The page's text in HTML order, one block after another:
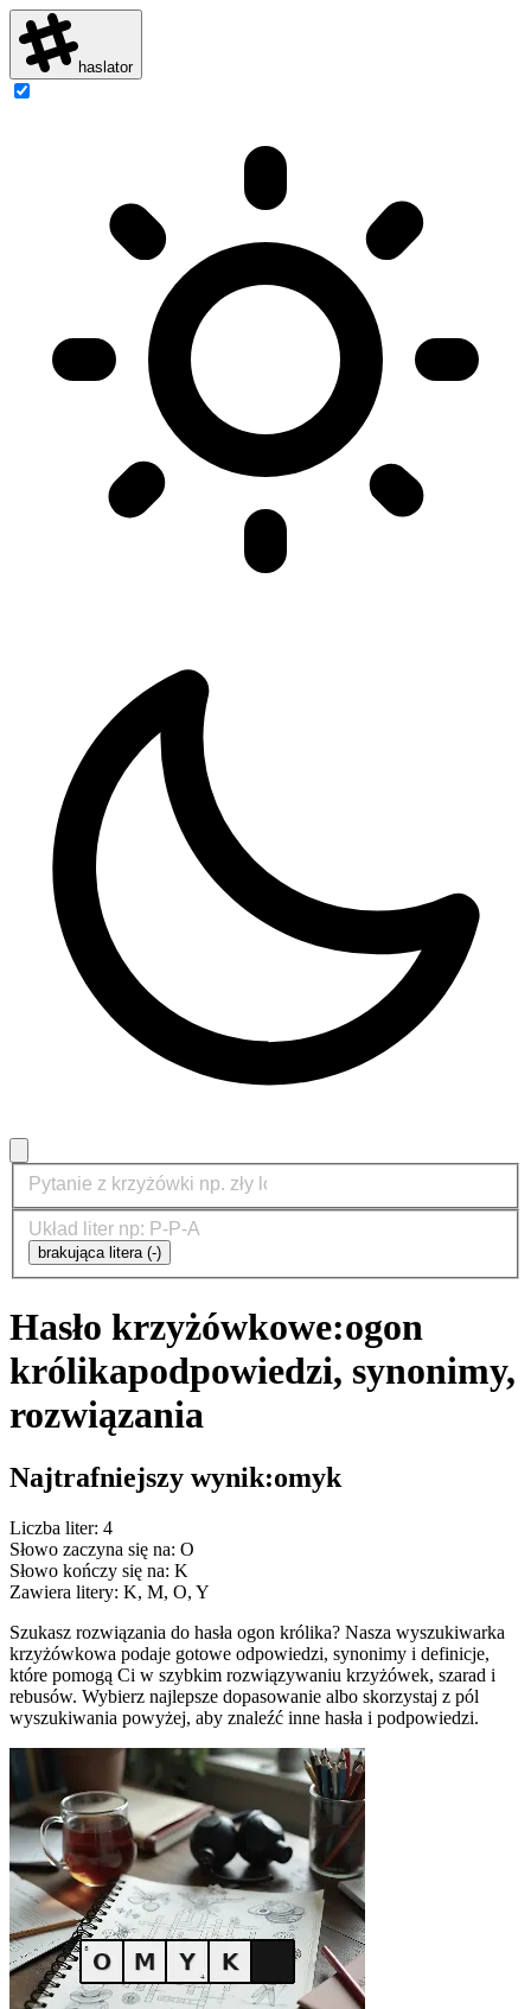
haslator
brakująca litera (-)
Hasło krzyżówkowe:ogon
królikapodpowiedzi, synonimy,
rozwiązania
Najtrafniejszy wynik:omyk
Liczba liter: 4
Słowo zaczyna się na: O
Słowo kończy się na: K
Zawiera litery: K, M, O, Y
Szukasz rozwiązania do hasła ogon królika? Nasza wyszukiwarka
krzyżówkowa podaje gotowe odpowiedzi, synonimy i definicje,
które pomogą Ci w szybkim rozwiązywaniu krzyżówek, szarad i
rebusów. Wybierz najlepsze dopasowanie albo skorzystaj z pól
wyszukiwania powyżej, aby znaleźć inne hasła i podpowiedzi.